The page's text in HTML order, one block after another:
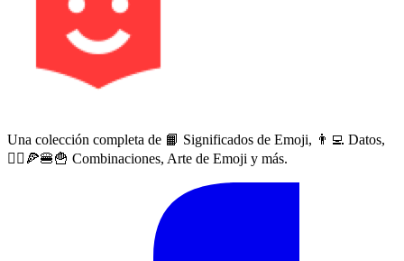
Una colección completa de 📙 Significados de Emoji, 👨‍💻 Datos,
🙅‍♀️🍕🍔🍟 Combinaciones, Arte de Emoji y más.